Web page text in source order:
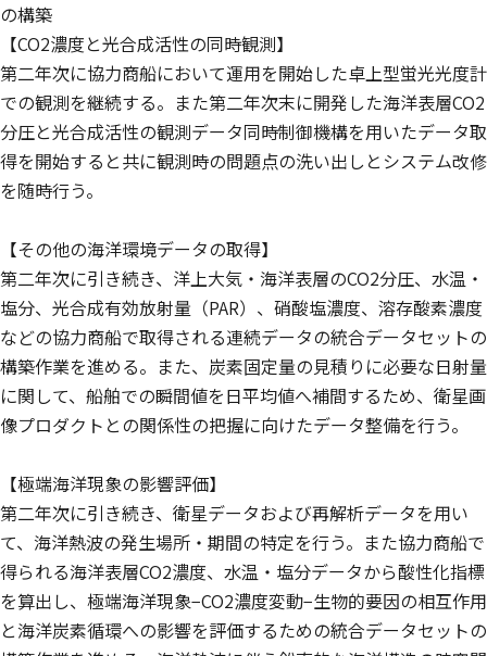
の構築
【CO2濃度と光合成活性の同時観測】
第二年次に協力商船において運用を開始した卓上型蛍光光度計
での観測を継続する。また第二年次末に開発した海洋表層CO2
分圧と光合成活性の観測データ同時制御機構を用いたデータ取
得を開始すると共に観測時の問題点の洗い出しとシステム改修
を随時行う。
【その他の海洋環境データの取得】
第二年次に引き続き、洋上大気・海洋表層のCO2分圧、水温・
塩分、光合成有効放射量（PAR）、硝酸塩濃度、溶存酸素濃度
などの協力商船で取得される連続データの統合データセットの
構築作業を進める。また、炭素固定量の見積りに必要な日射量
に関して、船舶での瞬間値を日平均値へ補間するため、衛星画
像プロダクトとの関係性の把握に向けたデータ整備を行う。
【極端海洋現象の影響評価】
第二年次に引き続き、衛星データおよび再解析データを用い
て、海洋熱波の発生場所・期間の特定を行う。また協力商船で
得られる海洋表層CO2濃度、水温・塩分データから酸性化指標
を算出し、極端海洋現象−CO2濃度変動−生物的要因の相互作用
と海洋炭素循環への影響を評価するための統合データセットの